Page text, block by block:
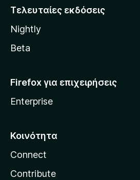
i
l
a
Τελευταίες εκδόσεις
Nightly
Beta
Firefox για επιχειρήσεις
Enterprise
Κοινότητα
Connect
Contribute